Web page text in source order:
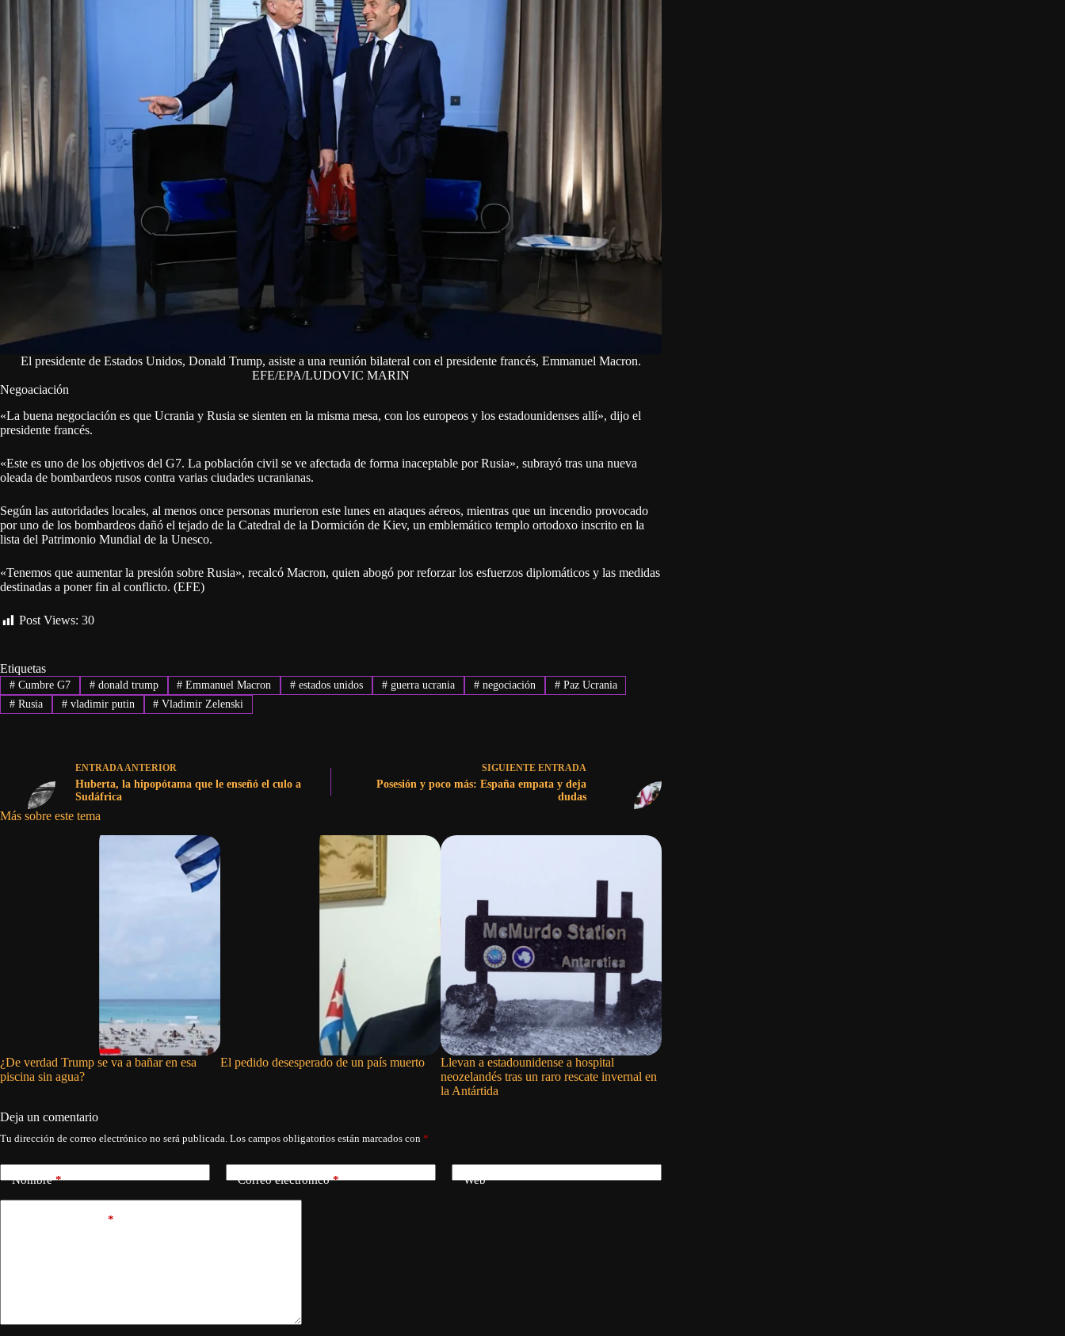
El presidente de Estados Unidos, Donald Trump, asiste a una reunión bilateral con el presidente francés, Emmanuel Macron.
EFE/EPA/LUDOVIC MARIN
Negoaciación
«La buena negociación es que Ucrania y Rusia se sienten en la misma mesa, con los europeos y los estadounidenses allí», dijo el
presidente francés.
«Este es uno de los objetivos del G7. La población civil se ve afectada de forma inaceptable por Rusia», subrayó tras una nueva
oleada de bombardeos rusos contra varias ciudades ucranianas.
Según las autoridades locales, al menos once personas murieron este lunes en ataques aéreos, mientras que un incendio provocado
por uno de los bombardeos dañó el tejado de la Catedral de la Dormición de Kiev, un emblemático templo ortodoxo inscrito en la
lista del Patrimonio Mundial de la Unesco.
«Tenemos que aumentar la presión sobre Rusia», recalcó Macron, quien abogó por reforzar los esfuerzos diplomáticos y las medidas
destinadas a poner fin al conflicto. (EFE)
Post Views: 30
Etiquetas
#Cumbre G7 #donald trump # Emmanuel Macron # estados unidos # guerra ucrania #negociación #Paz Ucrania
#Rusia #vladimir putin # Vladimir Zelenski
ENTRADA ANTERIOR
Huberta, la hipopótama que le enseñó el culo a
Sudáfrica
SIGUIENTE ENTRADA
Posesión y poco más: España empata y deja
dudas
Más sobre este tema
¿De verdad Trump se va a bañar en esa
piscina sin agua?
El pedido desesperado de un país muerto
Llevan a estadounidense a hospital
neozelandés tras un raro rescate invernal en
la Antártida
Deja un comentario
Tu dirección de correo electrónico no será publicada. Los campos obligatorios están marcados con *
Nombre* Correo electrónico* Web
*